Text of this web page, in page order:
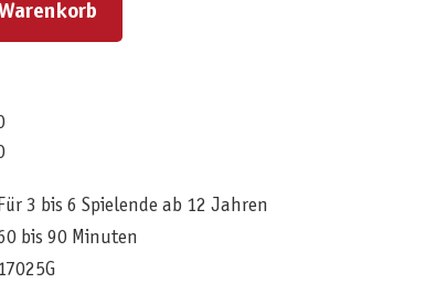
Für 3 bis 6 Spielende ab 12 Jahren
bis 90 Minuten